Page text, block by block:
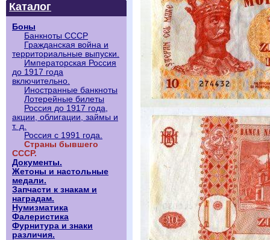
Каталог
Боны
Банкноты СССР
Гражданская война и
территориальные выпуски.
Императорская Россия
до 1917 года
включительно.
Иностранные банкноты
Лотерейные билеты
Россия до 1917 года,
акции, облигации, займы и
т. д.
Россия с 1991 года.
Страны бывшего
СССР.
Документы.
Жетоны и настольные
медали.
Запчасти к знакам и
наградам.
Нумизматика
Фалеристика
Фурнитура и знаки
различия.